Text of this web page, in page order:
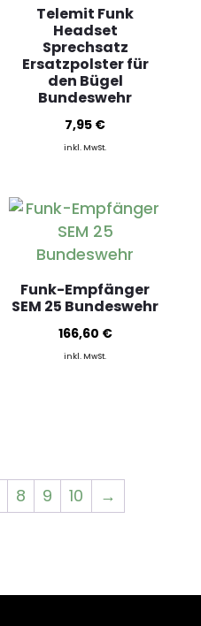
Telemit Funk
Headset
Sprechsatz
Ersatzpolster für
den Bügel
Bundeswehr
7,95 €
inkl. MwSt.
Funk-Empfänger
SEM 25 Bundeswehr
166,60 €
inkl. MwSt.
8 9 10 →